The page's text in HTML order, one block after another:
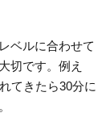
ベルに合わせて
切です。例え
てきたら30分に